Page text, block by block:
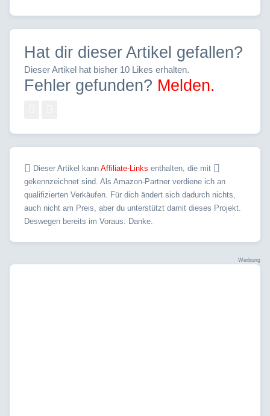
Hat dir dieser Artikel gefallen?
Dieser Artikel hat bisher 10 Likes erhalten.
Fehler gefunden? Melden.
Dieser Artikel kann Affiliate-Links enthalten, die mit
gekennzeichnet sind. Als Amazon-Partner verdiene ich an
qualifizierten Verkäufen. Für dich ändert sich dadurch nichts,
auch nicht am Preis, aber du unterstützt damit dieses Projekt.
Deswegen bereits im Voraus: Danke.
Werbung